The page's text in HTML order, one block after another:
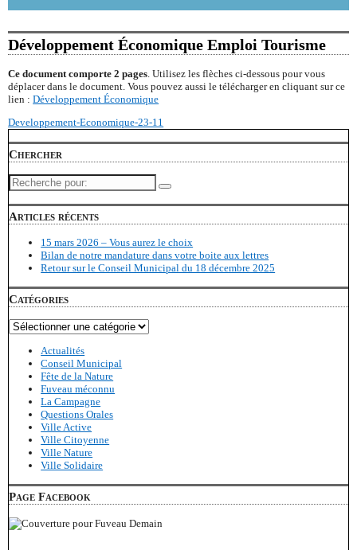
Développement Économique Emploi Tourisme
Ce document comporte 2 pages . Utilisez les flèches ci-dessous pour vous
déplacer dans le document. Vous pouvez aussi le télécharger en cliquant sur ce
lien :Développement Économique
Developpement-Economique-23-11
Chercher
Recherche
pour:
Articles récents
15 mars 2026 – Vous aurez le choix
Bilan de notre mandature dans votre boite aux lettres
Retour sur le Conseil Municipal du 18 décembre 2025
Catégories
Catégories
Actualités
Conseil Municipal
Fête de la Nature
Fuveau méconnu
La Campagne
Questions Orales
Ville Active
Ville Citoyenne
Ville Nature
Ville Solidaire
Page Facebook